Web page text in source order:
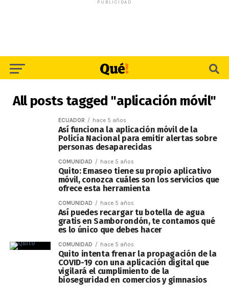
PUBLICIDAD
All posts tagged "aplicación móvil"
ECUADOR hace 5 años
Así funciona la aplicación móvil de la
Policía Nacional para emitir alertas sobre
personas desaparecidas
COMUNIDAD hace 5 años
Quito: Emaseo tiene su propio aplicativo
móvil, conozca cuáles son los servicios que
ofrece esta herramienta
COMUNIDAD hace 5 años
Así puedes recargar tu botella de agua
gratis en Samborondón, te contamos qué
es lo único que debes hacer
COMUNIDAD hace 5 años
Quito intenta frenar la propagación de la
COVID-19 con una aplicación digital que
vigilará el cumplimiento de la
bioseguridad en comercios y gimnasios